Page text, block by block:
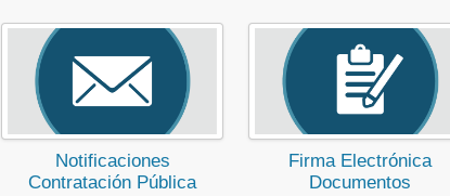
Notificaciones
Contratación Pública
Firma Electrónica
Documentos